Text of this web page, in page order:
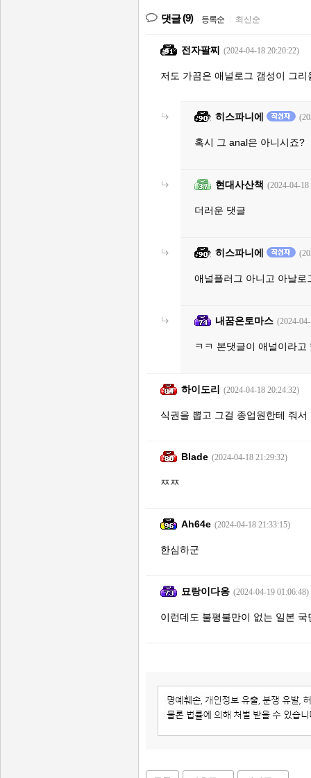
댓글(9) 등록순 최신순
전자팔찌 (2024-04-18 20:20:22)
저도 가끔은 애널로그 갬성이 그리
히스파니에
혹시 그 anal은 아니시죠?
현대사산책 (2024-04-18
더러운 댓글
히스파니에
애널플러그 아니고 아날로
내꿈은토마스 (2024-
ㅋㅋ 본댓글이 애널이라
하이도리 (2024-04-18 20:24:32)
식권을 뽑고 그걸 종업원한테 줘서
Blade (2024-04-18 21:29:32)
ㅉㅉ
Ah64e (2024-04-18 21:33:15)
한심하군
묘랑이다옹 (2024-04-19 01:06:48)
이런데도 불평불만이 없는 일본